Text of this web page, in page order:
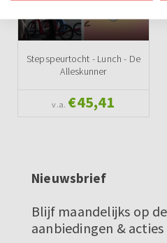
Stepspeurtocht - Lunch - De
Alleskunner
v.a. €45,41
Nieuwsbrief
Blijf maandelijks op
aanbiedingen & acties